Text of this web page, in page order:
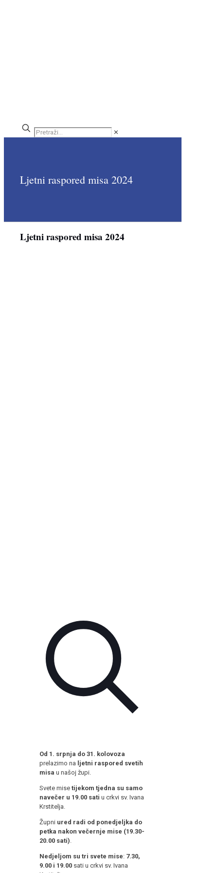
✕
Ljetni raspored misa 2024
Ljetni raspored misa 2024
Od 1. srpnja do 31. kolovoza
prelazimo na ljetni raspored svetih
misa u našoj župi.
Svete mise tijekom tjedna su samo
navečer u 19.00 sati u crkvi sv. Ivana
Krstitelja.
Župni ured radi od ponedjeljka do
petka nakon večernje mise (19.30-
20.00 sati).
Nedjeljom su tri svete mise: 7.30,
9.00 i 19.00 sati u crkvi sv. Ivana